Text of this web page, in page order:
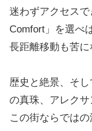
迷わずアクセス
Comfort」を選べ
長距離移動も苦に
歴史と絶景、そ
の真珠、アレクサ
この街ならではの